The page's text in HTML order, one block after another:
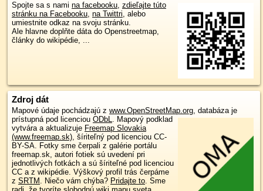
Spojte sa s nami na facebooku, zdieľajte túto
stránku na Facebooku, na Twittri, alebo
umiestnite odkaz na svoju stránku.
Ale hlavne doplňte dáta do Openstreetmap,
články do wikipédie, ...
Zdroj dát
Mapové údaje pochádzajú z www.OpenStreetMap.org, databáza je
prístupná pod licenciou ODbL. Mapový podklad
vytvára a aktualizuje Freemap Slovakia
(www.freemap.sk), šíriteľný pod licenciou CC-
BY-SA. Fotky sme čerpali z galérie portálu
freemap.sk, autori fotiek sú uvedení pri
jednotlivých fotkách a sú šíriteľné pod licenciou
CC a z wikipédie. Výškový profil trás čerpáme
z SRTM . Niečo vám chýba? Pridajte to. Sme